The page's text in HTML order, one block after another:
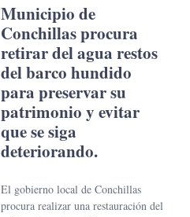
Municipio de
Conchillas procura
retirar del agua restos
del barco hundido
para preservar su
patrimonio y evitar
que se siga
deteriorando.
El gobierno local de Conchillas
procura realizar una restauración del